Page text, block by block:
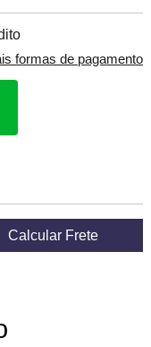
formas de pagamento